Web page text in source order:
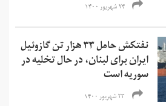
۲۴ شهریور ۱۴۰۰
نفتکش حامل ۳۳ هزار تن گازوئیل
ایران برای لبنان، در حال تخلیه در
سوریه است
۲۳ شهریور ۱۴۰۰